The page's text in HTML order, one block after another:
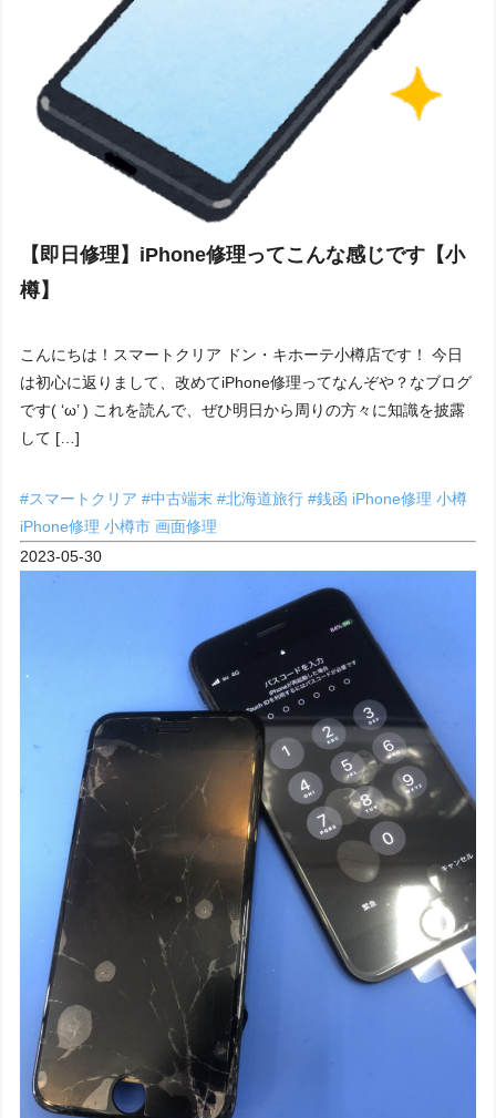
【即日修理】iPhone修理ってこんな感じです【小
樽】
こんにちは！スマートクリア ドン・キホーテ小樽店です！ 今日
は初心に返りまして、改めてiPhone修理ってなんぞや？なブログ
です( ‘ω’ ) これを読んで、ぜひ明日から周りの方々に知識を披露
して […]
#スマートクリア#中古端末#北海道旅行#銭函 iPhone修理 小樽
iPhone修理 小樽市画面修理
2023-05-30